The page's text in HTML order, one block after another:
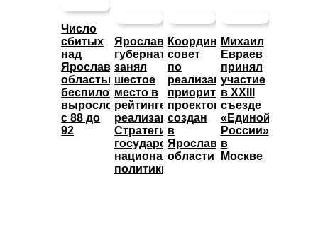
Число
сбитых
над
Ярославской
областью
беспилотников
выросло
с 88 до
92
Ярославский
губернатор
занял
шестое
место в
рейтинге
реализации
Стратегии
государственной
национальной
политики
Координационный
совет
по
реализации
приоритетных
проектов
создан
в
Ярославской
области
Михаил
Евраев
принял
участие
в XXIII
съезде
«Единой
России»
в
Москве